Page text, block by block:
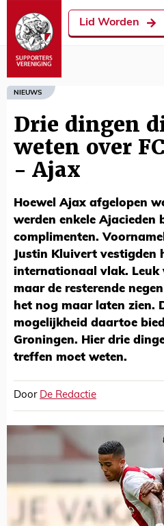
Lid Worden
NIEUWS
Drie dingen
weten over
- Ajax
Hoewel Ajax afgelopen
werden enkele Ajacieden
complimenten.
Justin Kluivert vestigden
internationaal vlak. Leuk
maar de resterende
het nog maar laten zien.
mogelijkheid daartoe
Groningen. Hier drie
treffen moet weten.
Door De Redactie